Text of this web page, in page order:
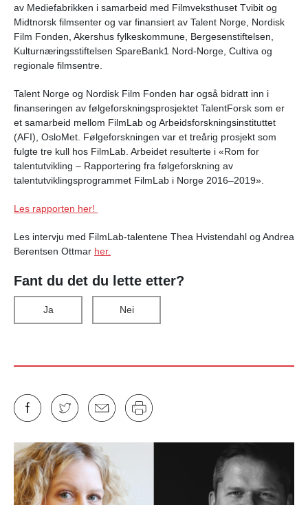
av Mediefabrikken i samarbeid med Filmveksthuset Tvibit og
Midtnorsk filmsenter og var finansiert av Talent Norge, Nordisk
Film Fonden, Akershus fylkeskommune, Bergesenstiftelsen,
Kulturnæringsstiftelsen SpareBank1 Nord-Norge, Cultiva og
regionale filmsentre.
Talent Norge og Nordisk Film Fonden har også bidratt inn i
finanseringen av følgeforskningsprosjektet TalentForsk som er
et samarbeid mellom FilmLab og Arbeidsforskningsinstituttet
(AFI), OsloMet. Følgeforskningen var et treårig prosjekt som
fulgte tre kull hos FilmLab. Arbeidet resulterte i «Rom for
talentutvikling – Rapportering fra følgeforskning av
talentutviklingsprogrammet FilmLab i Norge 2016–2019».
Les rapporten her!
Les intervju med FilmLab-talentene Thea Hvistendahl og Andrea
Berentsen Ottmar her.
Fant du det du lette etter?
Ja Nei